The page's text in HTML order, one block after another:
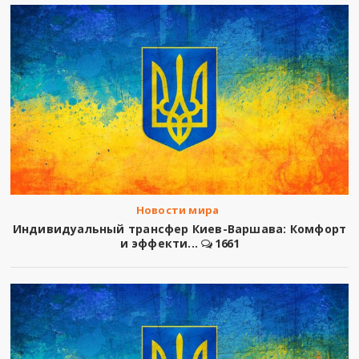
Новости мира
Индивидуальный трансфер Киев-Варшава: Комфорт
и эффекти...
1661